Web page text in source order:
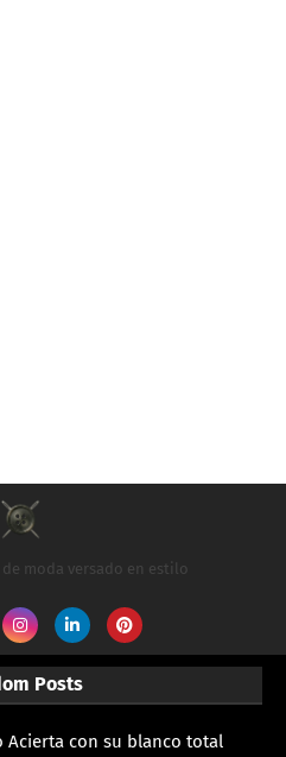
moda versado en estilo
Posts
Acierta con su blanco total